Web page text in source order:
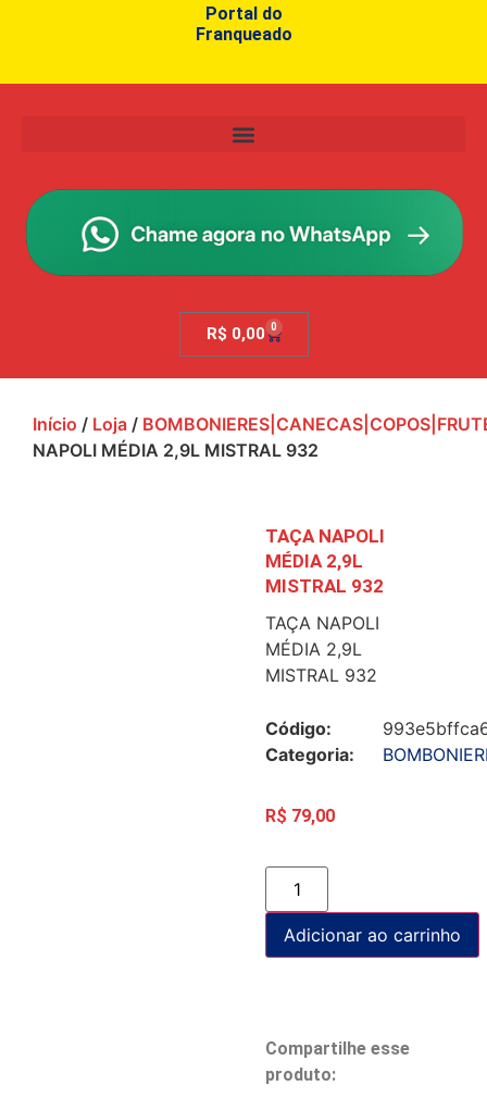
Portal do
Franqueado
R$ 0,00 0
Início / Loja /
NAPOLI MÉDIA 2,9L MISTRAL 932
TAÇA NAPOLI
MÉDIA 2,9L
MISTRAL 932
TAÇA NAPOLI
MÉDIA 2,9L
MISTRAL 932
Código:
Categoria:
R$ 79,00
Adicionar ao carrinho
Compartilhe esse
produto: